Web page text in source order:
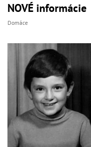
NOVÉ informácie
Domáce